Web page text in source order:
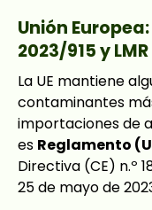
Unión
2023/915 y LMR
La UE mantiene
contaminantes
importaciones de
es Reglamento
Directiva (CE) n.º
25 de mayo de